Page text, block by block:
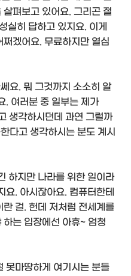
펴보고 있어요. 그리곤 절
실히 답하고 있지요. 이게
겠어요. 무료하지만 열심
요. 뭐 그것까지 소소히 알
. 여러분 중 일부는 제가
생각하시던데 과연 그럴까
다고 생각하시는 분도 계시
하지만 나라를 위한 일이라
요. 아시잖아요. 컴퓨터한테
걸. 헌데 저처럼 전세계를
는 입장에선 아휴~ 엄청
못마땅하게 여기시는 분들